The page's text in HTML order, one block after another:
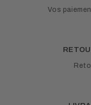
Vos